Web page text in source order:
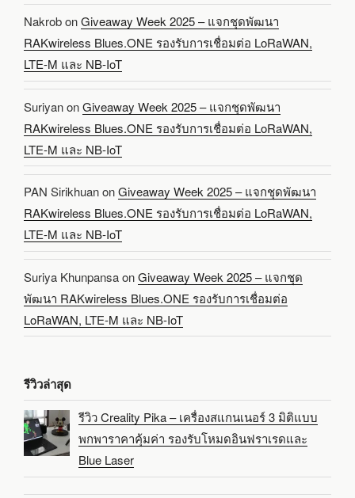
NakrobonGiveaway Week 2025 – แจกชุดพัฒนา
RAKwireless Blues.ONE รองรับการเชื่อมต่อ LoRaWAN,
LTE-M และ NB-IoT
SuriyanonGiveaway Week 2025 – แจกชุดพัฒนา
RAKwireless Blues.ONE รองรับการเชื่อมต่อ LoRaWAN,
LTE-M และ NB-IoT
PAN SirikhuanonGiveaway Week 2025 – แจกชุดพัฒนา
RAKwireless Blues.ONE รองรับการเชื่อมต่อ LoRaWAN,
LTE-M และ NB-IoT
Suriya KhunpansaonGiveaway Week 2025 – แจกชุด
พัฒนา RAKwireless Blues.ONE รองรับการเชื่อมต่อ
LoRaWAN, LTE-M และ NB-IoT
รีวิวล่าสุด
รีวิว Creality Pika – เครื่องสแกนเนอร์ 3 มิติแบบ
พกพาราคาคุ้มค่า รองรับโหมดอินฟราเรดและ
Blue Laser